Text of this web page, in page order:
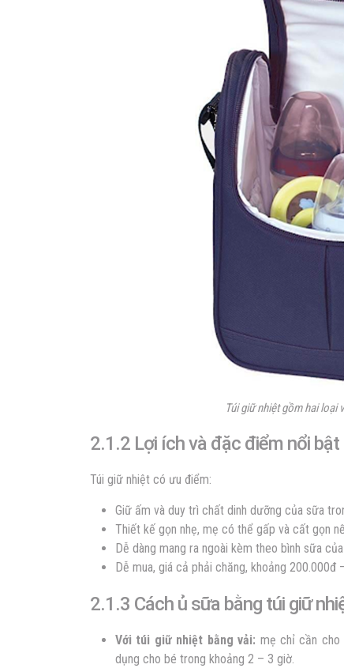
Túi giữ nhiệt gồm hai loại
2.1.2 Lợi ích và đặc điểm nổi bật
Túi giữ nhiệt có ưu điểm:
Giữ ấm và duy trì chất dinh dưỡng của sữa
Thiết kế gọn nhẹ, mẹ có thể gấp và cất gọn
Dễ dàng mang ra ngoài kèm theo bình sữa
Dễ mua, giá cả phải chăng, khoảng 200.000đ
2.1.3 Cách ủ sữa bằng túi giữ
Với túi giữ nhiệt bằng vải: mẹ chỉ cần cho
dụng cho bé trong khoảng 2 – 3 giờ.